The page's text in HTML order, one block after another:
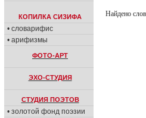
КОПИЛКА СИЗИФА
• словарифис
• арифизмы
ФОТО-АРТ
ЭХО-СТУДИЯ
СТУДИЯ ПОЭТОВ
• золотой фонд поэзии
Найдено